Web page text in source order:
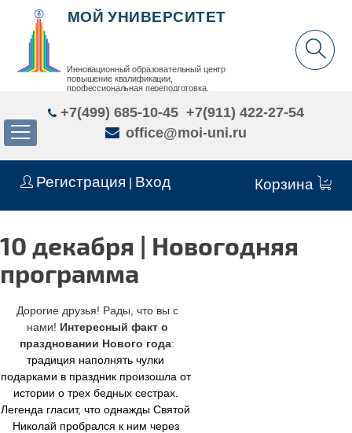
Регистрация Вход Корзина
МОЙ УНИВЕРСИТЕТ
Инновационный образовательный центр
повышение квалификации,
профессиональная переподготовка,
+7(499) 685-10-45 +7(911) 422-27-54
office@moi-uni.ru
10 декабря | Новогодняя
программа
Дорогие друзья! Рады, что вы с
нами! Интересный факт о
праздновании Нового года:
традиция наполнять чулки
подарками в праздник произошла от
истории о трех бедных сестрах.
Легенда гласит, что однажды Святой
Николай пробрался к ним через